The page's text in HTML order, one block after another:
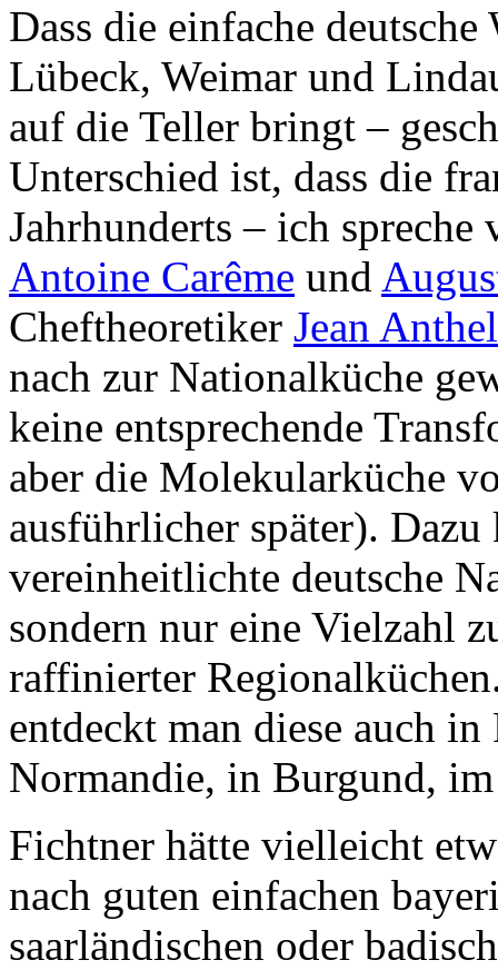
Dass die einfache
Lübeck, Weimar und
auf die Teller bringt –
Unterschied ist, dass die
Jahrhunderts – ich
Antoine Carême und
Cheftheoretiker Jean
nach zur Nationalküche
keine entsprechende
aber die Molekularküche
ausführlicher später). Dazu
vereinheitlichte deutsche
sondern nur eine Vielzahl
raffinierter
entdeckt man diese auch
Normandie, in Burgund,
Fichtner hätte vielleicht
nach guten einfachen
saarländischen oder